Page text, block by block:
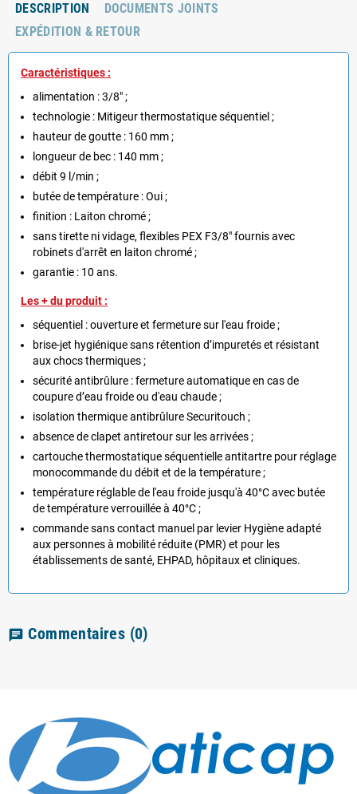
DESCRIPTION
DOCUMENTS JOINTS
EXPÉDITION & RETOUR
Caractéristiques :
alimentation : 3/8" ;
technologie : Mitigeur thermostatique séquentiel ;
hauteur de goutte : 160 mm ;
longueur de bec : 140 mm ;
débit 9 l/min ;
butée de température : Oui ;
finition : Laiton chromé ;
sans tirette ni vidage, flexibles PEX F3/8" fournis avec
robinets d'arrêt en laiton chromé ;
garantie : 10 ans.
Les + du produit :
séquentiel : ouverture et fermeture sur l'eau froide ;
brise-jet hygiénique sans rétention d’impuretés et résistant
aux chocs thermiques ;
sécurité antibrûlure : fermeture automatique en cas de
coupure d’eau froide ou d'eau chaude ;
isolation thermique antibrûlure Securitouch ;
absence de clapet antiretour sur les arrivées ;
cartouche thermostatique séquentielle antitartre pour réglage
monocommande du débit et de la température ;
température réglable de l'eau froide jusqu'à 40°C avec butée
de température verrouillée à 40°C ;
commande sans contact manuel par levier Hygiène adapté
aux personnes à mobilité réduite (PMR) et pour les
établissements de santé, EHPAD, hôpitaux et cliniques.
chat Commentaires (0)